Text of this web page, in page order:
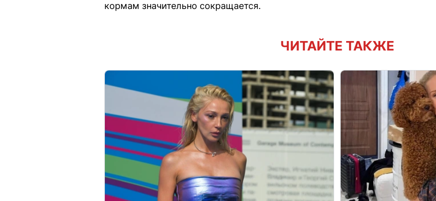
кормам значительно сокращается.
ЧИТАЙТЕ ТАКЖЕ